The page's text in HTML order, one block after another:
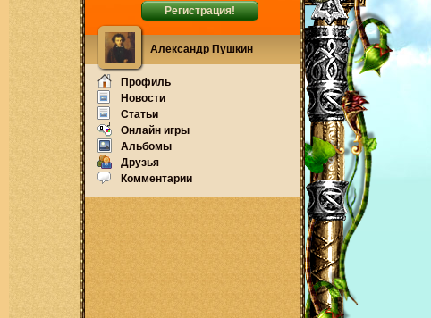
Регистрация!
Александр Пушкин
Профиль
Новости
Статьи
Онлайн игры
Альбомы
Друзья
Комментарии